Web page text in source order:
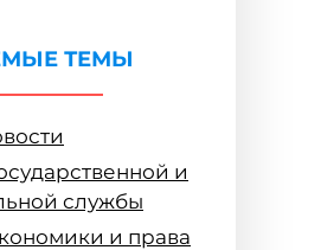
ТЕМЫ
и
службы
и права